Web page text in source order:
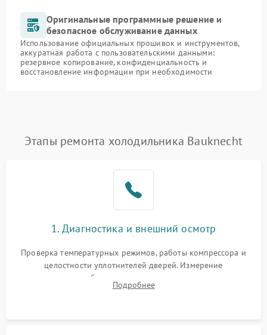
Оригинальные программные решение и
безопасное обслуживание данных
Использование официальных прошивок и инструментов,
аккуратная работа с пользовательскими данными:
резервное копирование, конфиденциальность и
восстановление информации при необходимости
Этапы ремонта холодильника Bauknecht
1. Диагностика и внешний осмотр
Проверка температурных режимов, работы компрессора и
целостности уплотнителей дверей. Измерение
сопротивления обмоток мотора, проверка термостата и
считывание кодов ошибок с электронного дисплея.
Подробнее